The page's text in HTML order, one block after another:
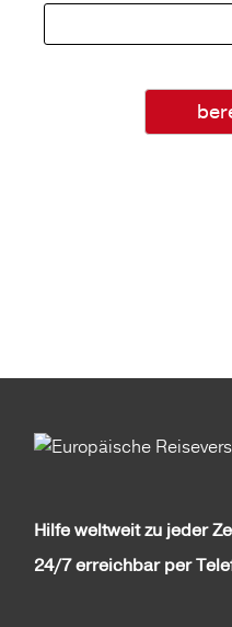
Hilfe weltweit zu jeder
24/7 erreichbar per